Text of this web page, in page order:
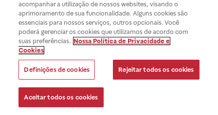
acompanhar a utilização de nossos websites, visando o
aprimoramento de sua funcionalidade. Alguns cookies são
essenciais para nossos serviços, outros opcionais. Você
poderá gerenciar os cookies que utilizamos de acordo com
suas preferências. Nossa Política de Privacidade e
Cookies
Definições de cookies Rejeitar todos os cookies
Aceitar todos os cookies